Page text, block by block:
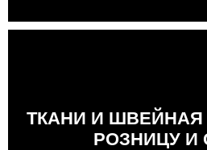
ТКАНИ И ШВЕЙНАЯ
РОЗНИЦУ И